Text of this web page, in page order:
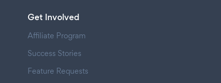
Get Involved
Affiliate Program
Success Stories
Feature Requests